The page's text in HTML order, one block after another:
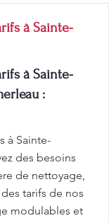
à Sainte-
à Sainte-
:
à Sainte-
des besoins
de nettoyage,
tarifs de nos
modulables et